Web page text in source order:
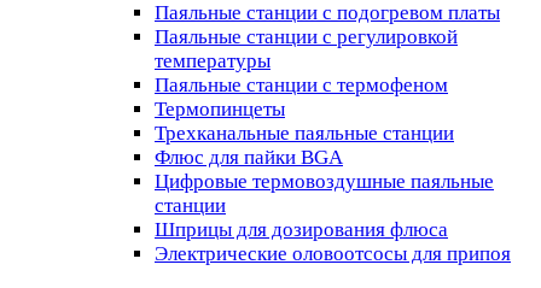
Паяльные станции с подогревом платы
Паяльные станции с регулировкой
температуры
Паяльные станции с термофеном
Термопинцеты
Трехканальные паяльные станции
Флюс для пайки BGA
Цифровые термовоздушные паяльные
станции
Шприцы для дозирования флюса
Электрические оловоотсосы для припоя